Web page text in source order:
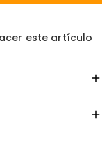
este artículo
hombre que
para el golfista